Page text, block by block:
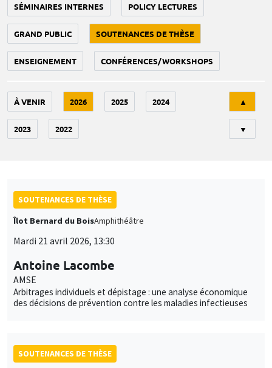
SÉMINAIRES INTERNES POLICY LECTURES
GRAND PUBLIC SOUTENANCES DE THÈSE
ENSEIGNEMENT CONFÉRENCES/WORKSHOPS
À VENIR 2026 2025 2024
2023 2022
▲
▼
SOUTENANCES DE THÈSE
Îlot Bernard du BoisAmphithéâtre
Mardi 21 avril 2026, 13:30
Antoine Lacombe
AMSE
Arbitrages individuels et dépistage : une analyse économique
des décisions de prévention contre les maladies infectieuses
SOUTENANCES DE THÈSE